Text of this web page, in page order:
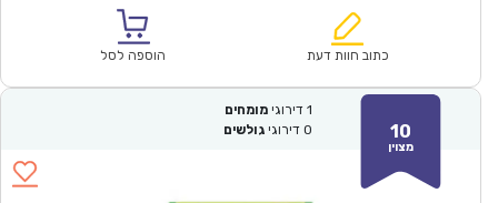
₪57.00.
הוא:
כתוב חוות דעת הוספה לסל
10
מצוין
1 דירוגי מומחים
0 דירוגי גולשים